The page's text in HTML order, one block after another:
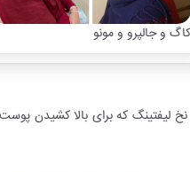
کاگ و جالپرو و مونو
لیفتینگ که برای بالا کشیدن